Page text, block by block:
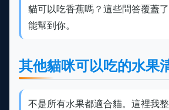
貓可以吃香蕉嗎？這些問答覆蓋
能幫到你。
其他貓咪可以吃的水果
不是所有水果都適合貓。這裡我